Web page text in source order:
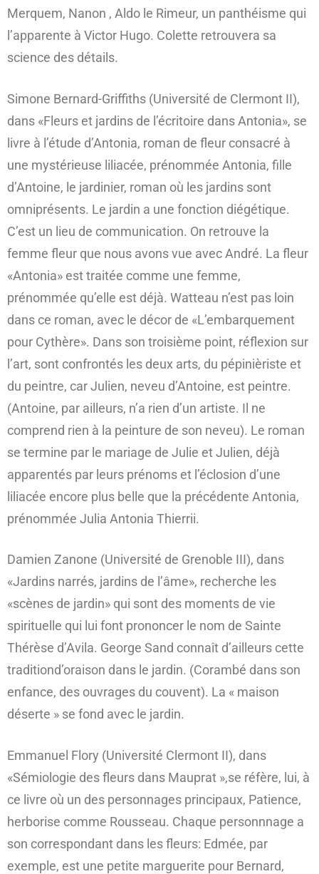
Merquem, Nanon , Aldo le Rimeur, un panthéisme qui
l’apparente à Victor Hugo. Colette retrouvera sa
science des détails.
Simone Bernard-Griffiths (Université de Clermont II),
dans «Fleurs et jardins de l’écritoire dans Antonia», se
livre à l’étude d’Antonia, roman de fleur consacré à
une mystérieuse liliacée, prénommée Antonia, fille
d’Antoine, le jardinier, roman où les jardins sont
omniprésents. Le jardin a une fonction diégétique.
C’est un lieu de communication. On retrouve la
femme fleur que nous avons vue avec André. La fleur
«Antonia» est traitée comme une femme,
prénommée qu’elle est déjà. Watteau n’est pas loin
dans ce roman, avec le décor de «L’embarquement
pour Cythère». Dans son troisième point, réflexion sur
l’art, sont confrontés les deux arts, du pépinièriste et
du peintre, car Julien, neveu d’Antoine, est peintre.
(Antoine, par ailleurs, n’a rien d’un artiste. Il ne
comprend rien à la peinture de son neveu). Le roman
se termine par le mariage de Julie et Julien, déjà
apparentés par leurs prénoms et l’éclosion d’une
liliacée encore plus belle que la précédente Antonia,
prénommée Julia Antonia Thierrii.
Damien Zanone (Université de Grenoble III), dans
«Jardins narrés, jardins de l’âme», recherche les
«scènes de jardin» qui sont des moments de vie
spirituelle qui lui font prononcer le nom de Sainte
Thérèse d’Avila. George Sand connaît d’ailleurs cette
traditiond’oraison dans le jardin. (Corambé dans son
enfance, des ouvrages du couvent). La « maison
déserte » se fond avec le jardin.
Emmanuel Flory (Université Clermont II), dans
«Sémiologie des fleurs dans Mauprat »,se réfère, lui, à
ce livre où un des personnages principaux, Patience,
herborise comme Rousseau. Chaque personnnage a
son correspondant dans les fleurs: Edmée, par
exemple, est une petite marguerite pour Bernard,